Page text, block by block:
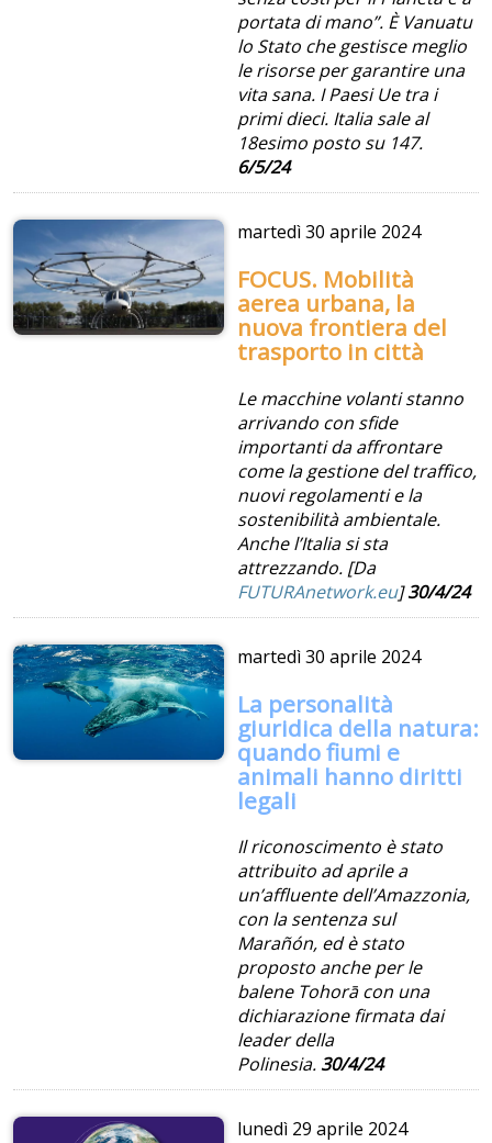
portata di mano”. È Vanuatu
lo Stato che gestisce meglio
le risorse per garantire una
vita sana. I Paesi Ue tra i
primi dieci. Italia sale al
18esimo posto su 147.
6/5/24
martedì30 aprile 2024
FOCUS. Mobilità
aerea urbana, la
nuova frontiera del
trasporto in città
Le macchine volanti stanno
arrivando con sfide
importanti da affrontare
come la gestione del traffico,
nuovi regolamenti e la
sostenibilità ambientale.
Anche l’Italia si sta
attrezzando. [Da
FUTURAnetwork.eu]30/4/24
martedì30 aprile 2024
La personalità
giuridica della natura:
quando fiumi e
animali hanno diritti
legali
Il riconoscimento è stato
attribuito ad aprile a
un’affluente dell’Amazzonia,
con la sentenza sul
Marañón, ed è stato
proposto anche per le
balene Tohorā con una
dichiarazione firmata dai
leader della
Polinesia. 30/4/24
lunedì 29 aprile 2024